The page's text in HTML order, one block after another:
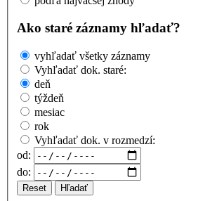
Ako staré záznamy hľadať?
vyhľadať všetky záznamy
Vyhľadať dok. staré:
deň
týždeň
mesiac
rok
Vyhľadať dok. v rozmedzí:
od:
do:
Reset Hľadať